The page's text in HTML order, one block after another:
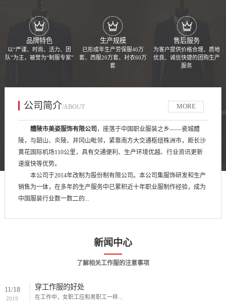
品牌特色
以“严谨、时尚、活力、团
队”为主，被誉为“制服专家”
生产规模
已形成年生产劳保服40万
套、西服20万套、衬衣60万
套
售后服务
为客户提供价格合理、质地
优良、诚信快捷的团购生产
服务
公司简介/ABOUT MORE
醴陵市美姿服饰有限公司 ，座落于中国职业服装之乡——瓷城醴
陵，与韶山、炎陵、井冈山毗邻，紧靠南方大交通枢纽株洲市，距长沙
黄花国际机场110公里，具有交通便利、生产环境优越、行业资讯更新
速度快等优势。
本公司于2014年改制为股份制有限公司。本公司集服饰研发和生产
销售为一体，在多年的生产服务中已累积近十年职业服制作经验，成为
中国服装行业数一数二的...
新闻中心
了解相关工作服的注意事项
11/18
2019
穿工作服的好处
在工作中，女职工应和男职工一样...